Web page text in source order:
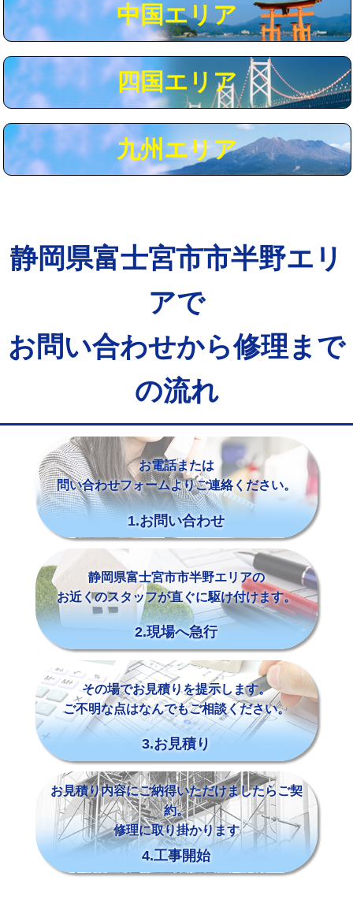
追加人工 16,500円
※給水管工事は20mmまでの価格です。
中国エリア
四国エリア
九州エリア
静岡県富士宮市市半野エリ
アで
お問い合わせから修理まで
の流れ
お電話または
問い合わせフォームよりご連絡ください。
1.お問い合わせ
静岡県富士宮市市半野エリアの
お近くのスタッフが直ぐに駆け付けます。
2.現場へ急行
その場でお見積りを提示します。
ご不明な点はなんでもご相談ください。
3.お見積り
お見積り内容にご納得いただけましたらご契
約。
修理に取り掛かります
4.工事開始